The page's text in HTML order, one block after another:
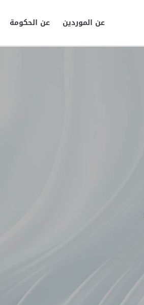
عن الموردين عن الحكومة